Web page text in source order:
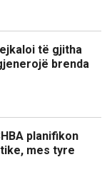
të gjitha
brenda
planifikon
mes tyre